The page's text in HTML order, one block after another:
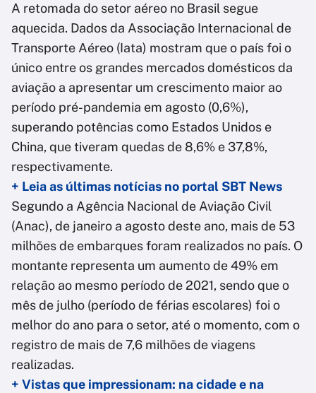
A retomada do setor aéreo no Brasil segue
aquecida. Dados da Associação Internacional de
Transporte Aéreo (Iata) mostram que o país foi o
único entre os grandes mercados domésticos da
aviação a apresentar um crescimento maior ao
período pré-pandemia em agosto (0,6%),
superando potências como Estados Unidos e
China, que tiveram quedas de 8,6% e 37,8%,
respectivamente.
+ Leia as últimas notícias no portal SBT News
Segundo a Agência Nacional de Aviação Civil
(Anac), de janeiro a agosto deste ano, mais de 53
milhões de embarques foram realizados no país. O
montante representa um aumento de 49% em
relação ao mesmo período de 2021, sendo que o
mês de julho (período de férias escolares) foi o
melhor do ano para o setor, até o momento, com o
registro de mais de 7,6 milhões de viagens
realizadas.
+ Vistas que impressionam: na cidade e na